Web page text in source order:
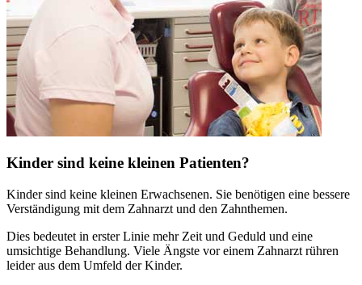
Kinder sind keine kleinen Patienten?
Kinder sind keine kleinen Erwachsenen. Sie benötigen eine bessere
Verständigung mit dem Zahnarzt und den Zahnthemen.
Dies bedeutet in erster Linie mehr Zeit und Geduld und eine
umsichtige Behandlung. Viele Ängste vor einem Zahnarzt rühren
leider aus dem Umfeld der Kinder.